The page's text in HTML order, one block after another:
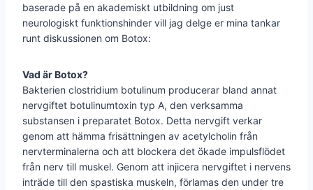
baserade på en akademiskt utbildning om just
neurologiskt funktionshinder vill jag delge er mina tankar
runt diskussionen om Botox:
Vad är Botox?
Bakterien clostridium botulinum producerar bland annat
nervgiftet botulinumtoxin typ A, den verksamma
substansen i preparatet Botox. Detta nervgift verkar
genom att hämma frisättningen av acetylcholin från
nervterminalerna och att blockera det ökade impulsflödet
från nerv till muskel. Genom att injicera nervgiftet i nervens
inträde till den spastiska muskeln, förlamas den under tre